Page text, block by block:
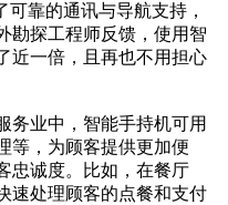
可靠的通讯与导航支持，
勘探工程师反馈，使用智
近一倍，且再也不用担心
务业中，智能手持机可用
等，为顾客提供更加便
忠诚度。比如，在餐厅
速处理顾客的点餐和支付